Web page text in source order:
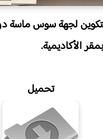
والتكوين لجهة سوس
الأكاديمية.
تحميل